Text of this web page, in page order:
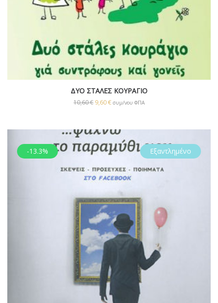
ΔΥΟ ΣΤΑΛΕΣ ΚΟΥΡΑΓΙΟ
10,60€ 9,60€ συμ/νου ΦΠΑ
-13.3% Εξαντλημένο